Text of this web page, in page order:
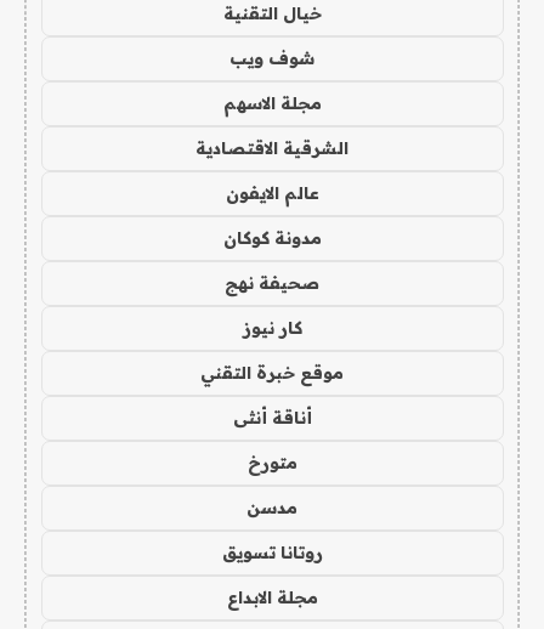
خيال التقنية
شوف ويب
مجلة الاسهم
الشرقية الاقتصادية
عالم الايفون
مدونة كوكان
صحيفة نهج
كار نيوز
موقع خبرة التقني
أناقة أنثى
متورخ
مدسن
روتانا تسويق
مجلة الابداع